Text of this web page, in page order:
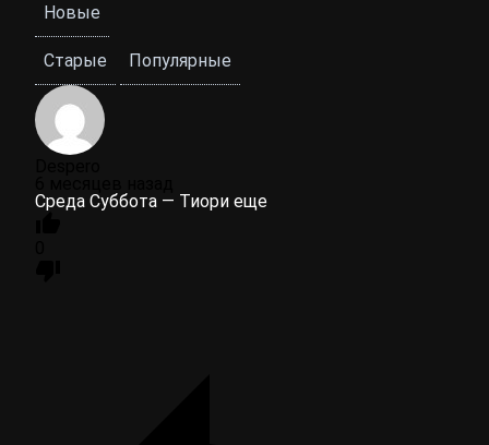
Новые
Старые Популярные
Среда Суббота — Тиори еще